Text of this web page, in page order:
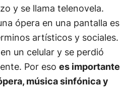
y se llama telenovela.
ópera en una pantalla es
artísticos y sociales.
un celular y se perdió
Por eso es importante
música sinfónica y